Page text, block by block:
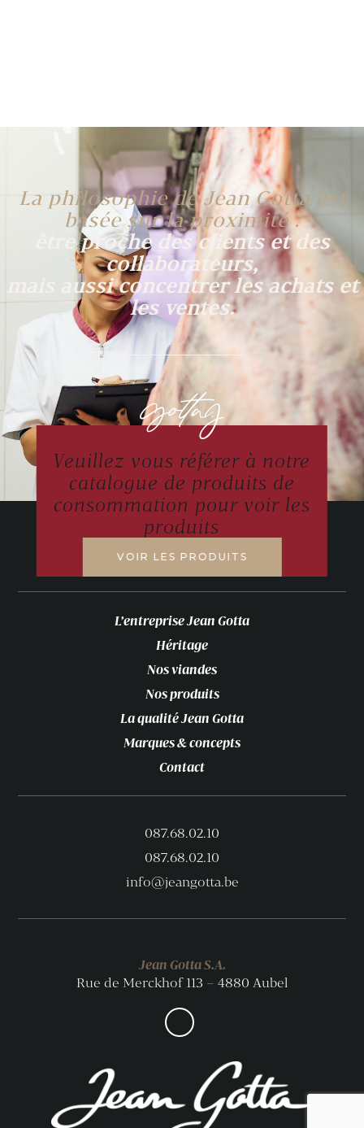
La philosophie de Jean Gotta est
basée sur la proximité :
être proche des clients et des
collaborateurs,
mais aussi concentrer les achats et
les ventes.
Veuillez vous référer à notre
catalogue de produits de
consommation pour voir les
produits
VOIR LES PRODUITS
L’entreprise Jean Gotta
Héritage
Nos viandes
Nos produits
La qualité Jean Gotta
Marques & concepts
Contact
087.68.02.10
087.68.02.10
info@jeangotta.be
Jean Gotta S.A.
Rue de Merckhof 113 – 4880 Aubel